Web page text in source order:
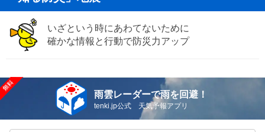
いざという時にあわてないために
確かな情報と行動で防災力アップ
雨雲レーダーで雨を回避！
tenki.jp公式 天気予報アプリ